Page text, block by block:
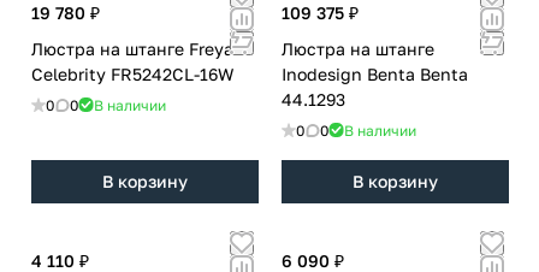
19 780 ₽
Люстра на штанге Freya
Celebrity FR5242CL-16W
0 0 В наличии
В корзину
109 375 ₽
Люстра на штанге
Inodesign Benta Benta
44.1293
0 0 В наличии
В корзину
4 110 ₽
6 090 ₽